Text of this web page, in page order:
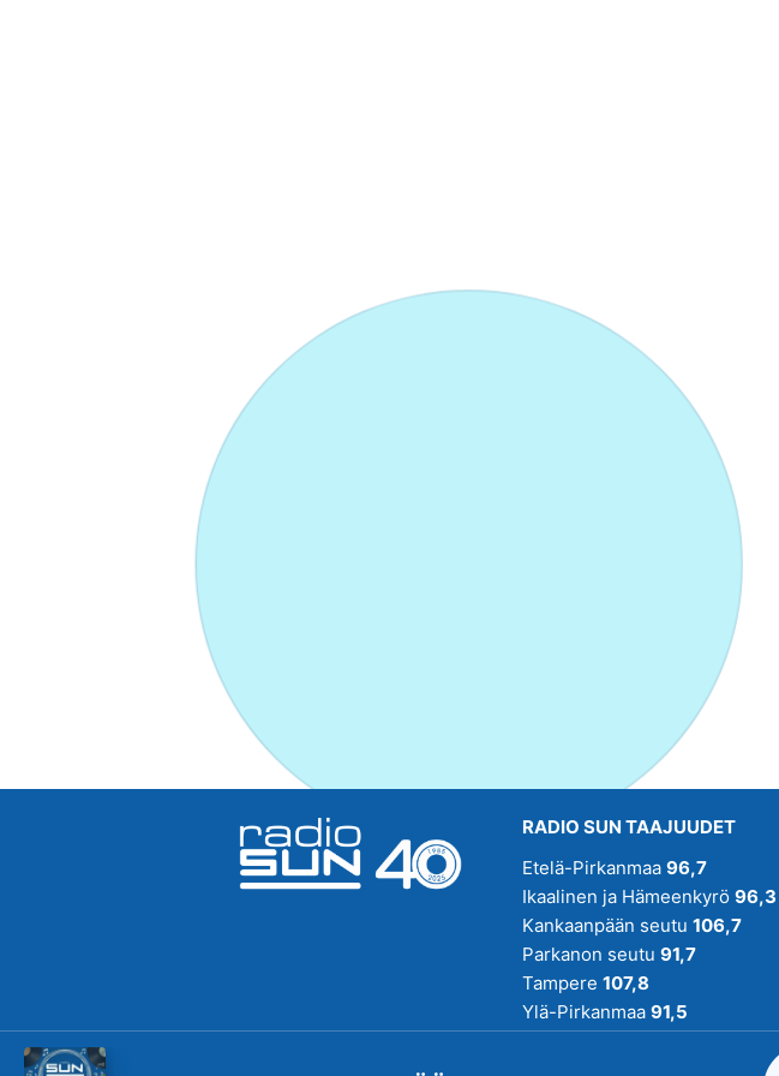
RADIO SUN TAAJUUDET
Etelä-Pirkanmaa 96,7
Ikaalinen ja Hämeenkyrö 96,3
Kankaanpään seutu 106,7
Parkanon seutu 91,7
Tampere 107,8
Ylä-Pirkanmaa 91,5
Pirmedioita.